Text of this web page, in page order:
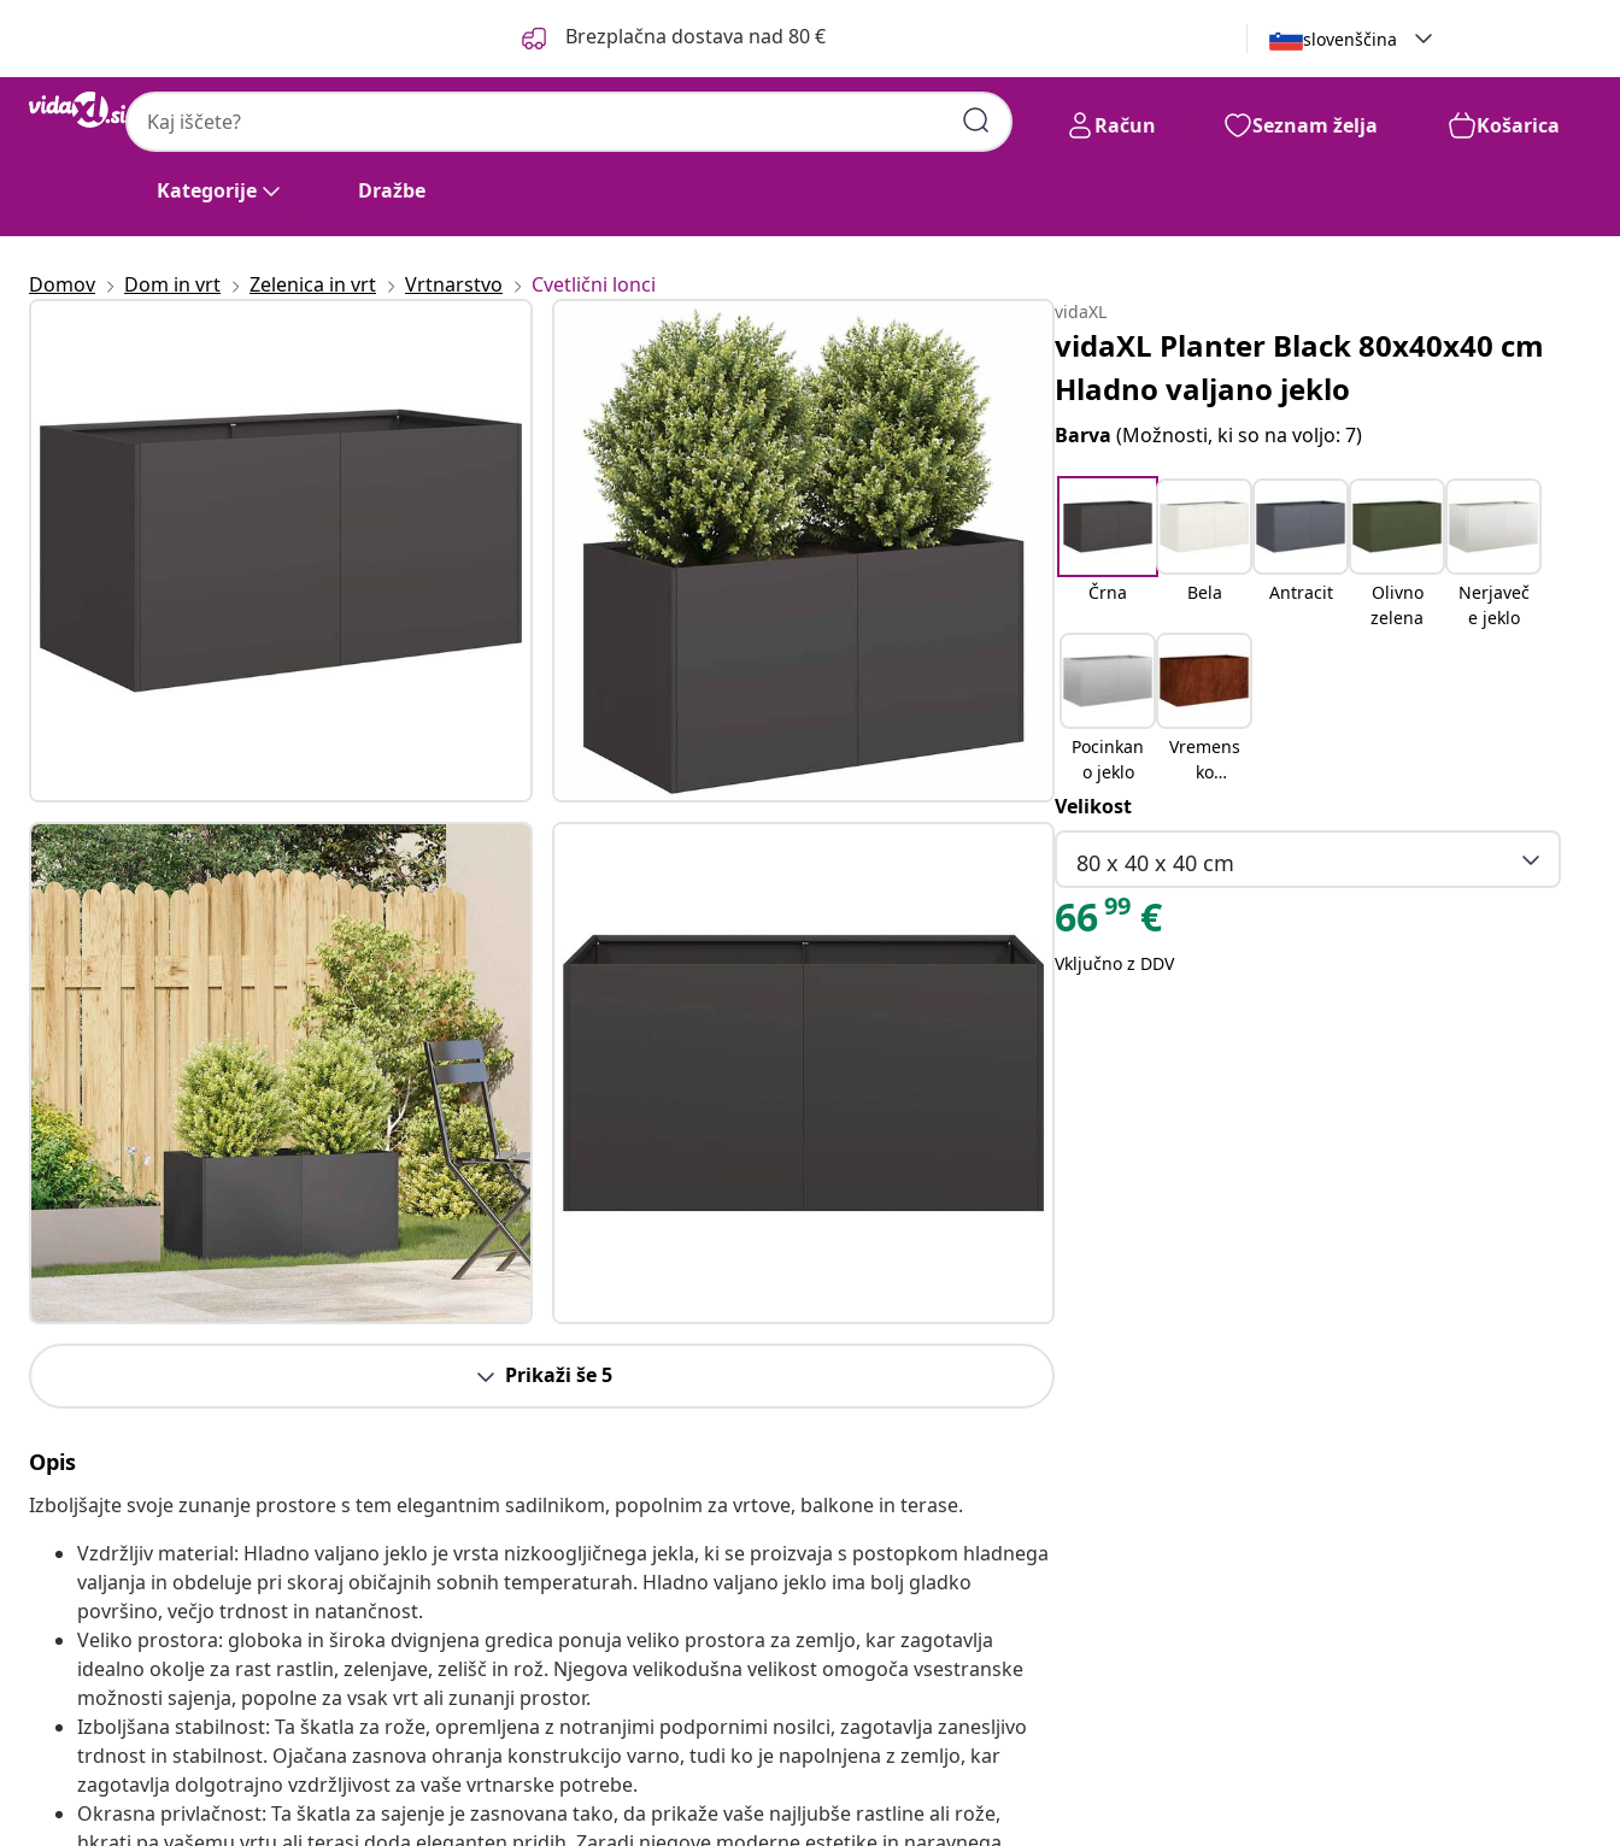
Brezplačna dostava nad 80 € slovenščina
Kategorije Dražbe
Račun Seznam želja Košarica
Domov Dom in vrt Zelenica in vrt Vrtnarstvo Cvetlični lonci
Prikaži še 5
Opis
Izboljšajte svoje zunanje prostore s tem elegantnim sadilnikom, popolnim za vrtove, balkone in terase.
Vzdržljiv material: Hladno valjano jeklo je vrsta nizkoogljičnega jekla, ki se proizvaja s postopkom hladnega
valjanja in obdeluje pri skoraj običajnih sobnih temperaturah. Hladno valjano jeklo ima bolj gladko
površino, večjo trdnost in natančnost.
Veliko prostora: globoka in široka dvignjena gredica ponuja veliko prostora za zemljo, kar zagotavlja
idealno okolje za rast rastlin, zelenjave, zelišč in rož. Njegova velikodušna velikost omogoča vsestranske
možnosti sajenja, popolne za vsak vrt ali zunanji prostor.
Izboljšana stabilnost: Ta škatla za rože, opremljena z notranjimi podpornimi nosilci, zagotavlja zanesljivo
trdnost in stabilnost. Ojačana zasnova ohranja konstrukcijo varno, tudi ko je napolnjena z zemljo, kar
zagotavlja dolgotrajno vzdržljivost za vaše vrtnarske potrebe.
Okrasna privlačnost: Ta škatla za sajenje je zasnovana tako, da prikaže vaše najljubše rastline ali rože,
vidaXL
vidaXL Planter Black 80x40x40 cm
Hladno valjano jeklo
Barva(Možnosti, ki so na voljo: 7)
Črna Bela Antracit
Olivno
zelena
Nerjaveč
e jeklo
Pocinkan
o jeklo
Vremens
ko
Velikost
80 x 40 x 40 cm
6699 €
Vključno z DDV